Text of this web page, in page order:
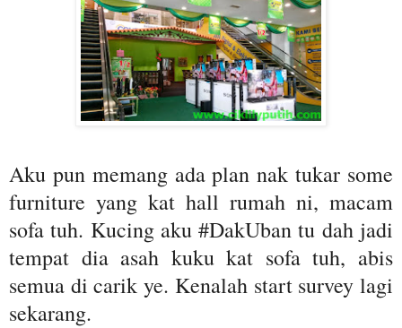
Aku pun memang ada plan nak tukar some
furniture yang kat hall rumah ni, macam
sofa tuh. Kucing aku #DakUban tu dah jadi
tempat dia asah kuku kat sofa tuh, abis
semua di carik ye. Kenalah start survey lagi
sekarang.